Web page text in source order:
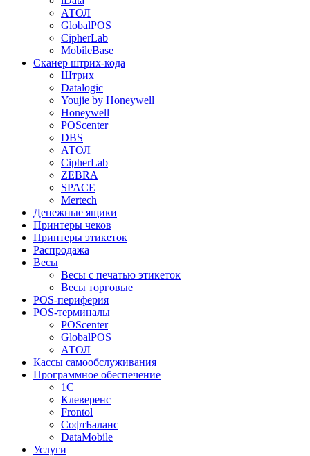
АТОЛ
GlobalPOS
CipherLab
MobileBase
Сканер штрих-кода
Штрих
Datalogic
Youjie by Honeywell
Honeywell
POScenter
DBS
АТОЛ
CipherLab
ZEBRA
SPACE
Mertech
Денежные ящики
Принтеры чеков
Принтеры этикеток
Распродажа
Весы
Весы с печатью этикеток
Весы торговые
POS-периферия
POS-терминалы
POScenter
GlobalPOS
АТОЛ
Кассы самообслуживания
Программное обеспечение
1С
Клеверенс
Frontol
СофтБаланс
DataMobile
Услуги